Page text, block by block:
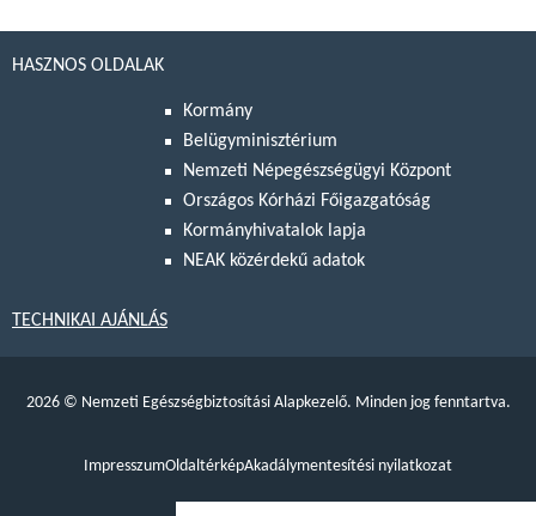
HASZNOS OLDALAK
Kormány
Belügyminisztérium
Nemzeti Népegészségügyi Központ
Országos Kórházi Főigazgatóság
Kormányhivatalok lapja
NEAK közérdekű adatok
TECHNIKAI AJÁNLÁS
2026 © Nemzeti Egészségbiztosítási Alapkezelő. Minden jog fenntartva.
ImpresszumOldaltérképAkadálymentesítési nyilatkozat